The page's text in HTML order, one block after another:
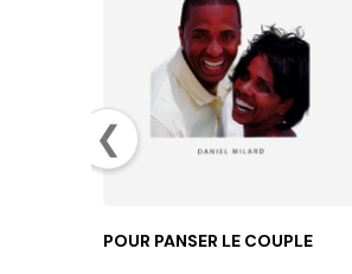
❮
POUR PANSER LE COUPLE